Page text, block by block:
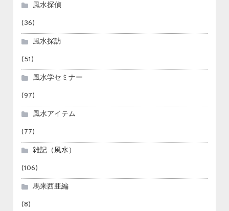
風水探偵
(36)
風水探訪
(51)
風水学セミナー
(97)
風水アイテム
(77)
雑記（風水）
(106)
馬来西亜編
(8)